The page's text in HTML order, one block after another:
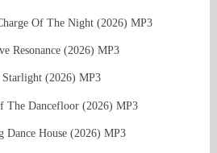
Of The Night (2026) MP3
Resonance (2026) MP3
(2026) MP3
The Dancefloor (2026) MP3
Dance House (2026) MP3